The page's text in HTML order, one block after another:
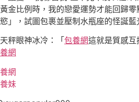
金比例時，我的戀愛運勢才能回歸
」，試圖包裹並壓制水瓶座的怪誕藍
秤眼神冰冷：「 包養網這就是質感互
網
網
妹